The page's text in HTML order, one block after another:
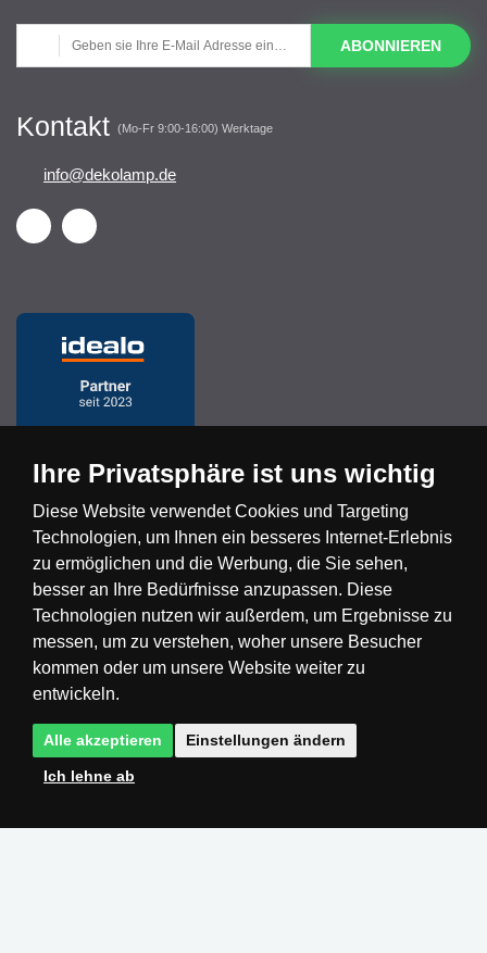
ABONNIEREN
Kontakt (Mo-Fr 9:00-16:00) Werktage
info@dekolamp.de
Česká republika Slovensko Deutschland
Magyarország Österreich België
Nederland
Ihre Privatsphäre ist uns wichtig
Diese Website verwendet Cookies und Targeting
Technologien, um Ihnen ein besseres Internet-Erlebnis
zu ermöglichen und die Werbung, die Sie sehen,
besser an Ihre Bedürfnisse anzupassen. Diese
Technologien nutzen wir außerdem, um Ergebnisse zu
messen, um zu verstehen, woher unsere Besucher
kommen oder um unsere Website weiter zu
entwickeln.
Alle akzeptieren Einstellungen ändern
Ich lehne ab